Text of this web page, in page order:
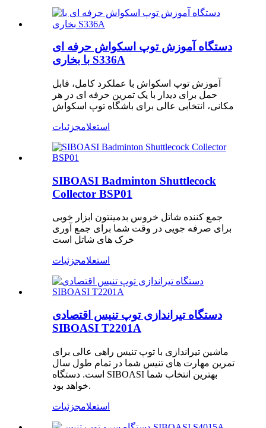
دستگاه آموزش توپ اسکواش حرفه ای
با بخاری S336A
آموزش توپ اسکواش با عملکرد کامل، قابل
حمل برای دیدار با یک تمرین حرفه ای در هر
مکانی، انتخابی عالی برای باشگاه توپ اسکواش
استعلامجزئیات
SIBOASI Badminton Shuttlecock
Collector BSP01
جمع کننده شاتل خروس بدمینتون ابزار خوبی
برای صرفه جویی در وقت شما برای جمع آوری
خرک های شاتل است
استعلامجزئیات
دستگاه تیراندازی توپ تنیس اقتصادی
SIBOASI T2201A
ماشین تیراندازی با توپ تنیس راهی عالی برای
تمرین مهارت های تنیس شما در تمام طول سال
است. دستگاه SIBOASI بهترین انتخاب شما
خواهد بود.
استعلامجزئیات